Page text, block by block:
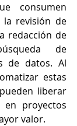
consumen
revisión de
redacción de
de
de datos. Al
estas
liberar
proyectos
valor.